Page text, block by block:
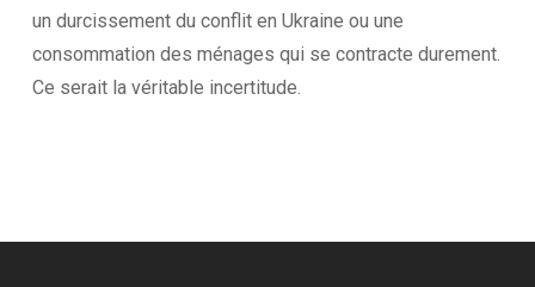
un durcissement du conflit en Ukraine ou une
consommation des ménages qui se contracte durement.
Ce serait la véritable incertitude.